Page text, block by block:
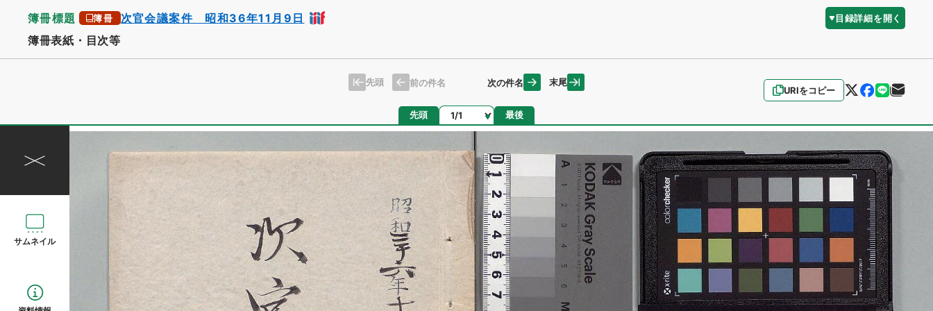
簿冊標題 簿冊 次官会議案件 昭和36年11月9日 目録詳細を開く
簿冊表紙・目次等
URIをコピー
先頭 前の件名 次の件名 末尾
先頭 ページ 最後
サムネイル